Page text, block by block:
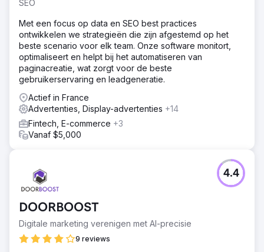
aandeel actieve gebruikers via organisch zoeken (SEO) -
Verbeterd conversiepercentage door optimalisatie van
website en applicatie - 90% lagere kosten per
klantverwerving via Google Ads - Stabiele groei van de
maandelijkse omzet in de afgelopen twee jaar
SEO
Met een focus op data en SEO best practices
ontwikkelen we strategieën die zijn afgestemd op het
beste scenario voor elk team. Onze software monitort,
optimaliseert en helpt bij het automatiseren van
paginacreatie, wat zorgt voor de beste
gebruikerservaring en leadgeneratie.
Actief in France
Advertenties, Display-advertenties +14
Fintech, E-commerce +3
Vanaf $5,000
DOORBOOST
Digitale marketing verenigen met AI-precisie
9 reviews
4.4